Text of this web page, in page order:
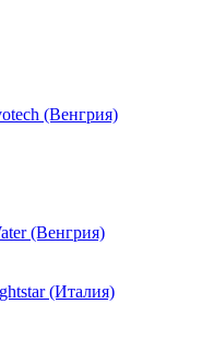
(Венгрия)
(Венгрия)
(Италия)